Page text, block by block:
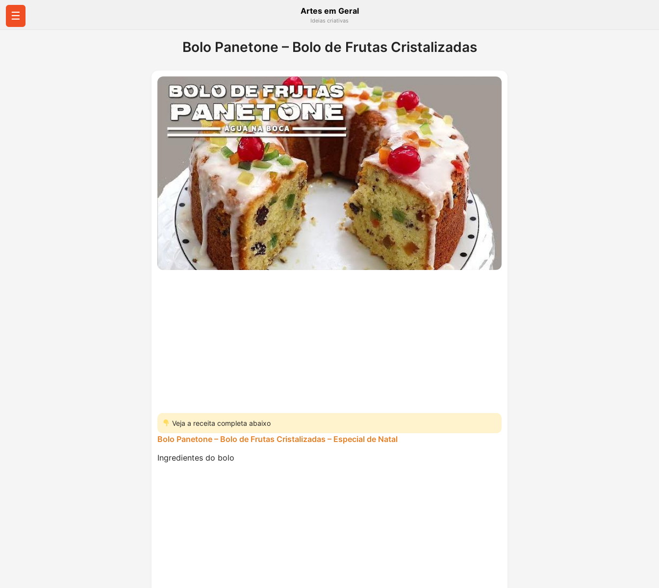
☰ Artes em Geral
Ideias criativas
Bolo Panetone – Bolo de Frutas Cristalizadas
Veja a receita completa abaixo
Bolo Panetone – Bolo de Frutas Cristalizadas – Especial de Natal
Ingredientes do bolo